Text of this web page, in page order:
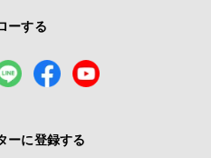
ーする
ーに登録する